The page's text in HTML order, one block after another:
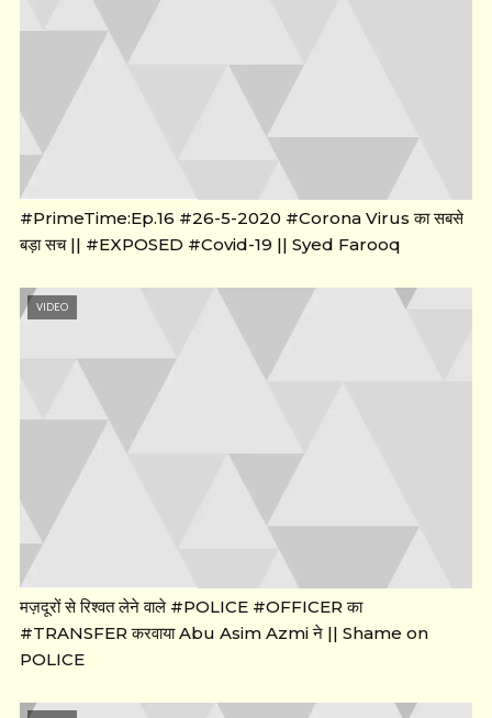
#PrimeTime:Ep.16 #26-5-2020 #Corona Virus का सबसे
बड़ा सच || #EXPOSED #Covid-19 || Syed Farooq
VIDEO
मज़दूरों से रिश्वत लेने वाले #POLICE #OFFICER का
#TRANSFER करवाया Abu Asim Azmi ने || Shame on
POLICE